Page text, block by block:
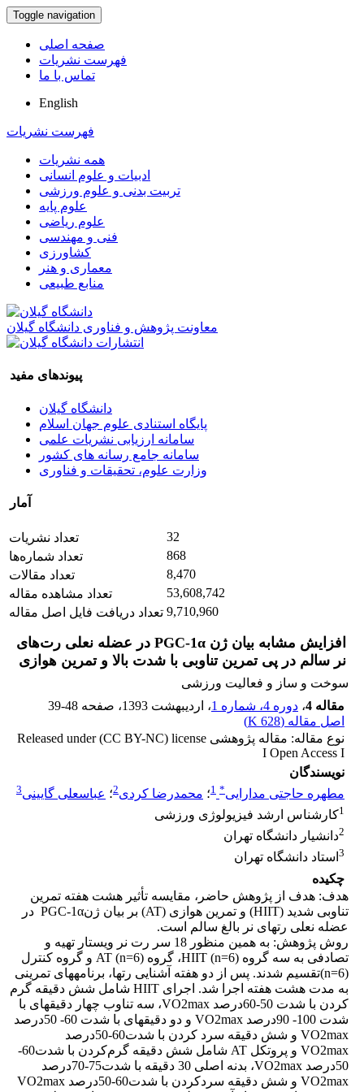
Toggle navigation
صفحه اصلی
فهرست نشریات
تماس با ما
English
فهرست نشریات
همه نشریات
ادبیات و علوم انسانی
تربیت بدنی و علوم ورزشی
علوم پایه
علوم ریاضی
فنی و مهندسی
کشاورزی
معماری و هنر
منابع طبیعی
معاونت پژوهش و فناوری دانشگاه گیلان
پیوندهای مفید
دانشگاه گیلان
پایگاه استنادی علوم جهان اسلام
سامانه ارزیابی نشریات علمی
سامانه جامع رسانه های کشور
وزارت علوم، تحقیقات و فناوری
آمار
تعداد نشریات
32
تعداد شماره‌ها
868
تعداد مقالات
8,470
تعداد مشاهده مقاله
53,608,742
تعداد دریافت فایل اصل مقاله 9,710,960
افزایش مشابه بیان ژن PGC-1α در عضله نعلی رت‌های
نر سالم در پی تمرین تناوبی با شدت بالا و تمرین هوازی
سوخت و ساز و فعالیت ورزشی
مقاله 4
، دوره 4، شماره 1 ، اردیبهشت 1393 ، صفحه 39-48
اصل مقاله (628 K
)
نوع مقاله: مقاله پژوهشی Released under (CC BY-NC) license
I Open Access I
نویسندگان
مطهره حاجتی مدارایی*
1؛ محمدرضا کردی2؛ عباسعلی گایینی3
1کارشناس ارشد فیزیولوژی ورزشی
2دانشیار دانشگاه تهران
3 استاد دانشگاه تهران
چکیده
هدف: هدف از پژوهش حاضر، مقایسه تأثیر هشت هفته تمرین
تناوبی شدید (HIIT) و تمرین هوازی (AT) بر بیان ژنPGC-1α در
عضله نعلی رت­های نر بالغ سالم است.
روش پژوهش: به همین منظور 18 سر رت نر ویستار تهیه و
تصادفی به سه گروه
HIIT (n=6)، گروه AT (n=6) و گروه کنترل
(n=6)
تقسیم شدند. پس از دو هفته آشنایی رت­ها، برنامه­های تمرینی
به مدت هشت هفته اجرا شد. اجرای HIIT شامل شش دقیقه گرم
کردن با شدت 50-60درصد
VO2max، سه تناوب چهار دقیقه­ای با
شدت 100- 90درصد
VO2max و دو دقیقه­ای با شدت 60- 50درصد
VO2max و شش دقیقه سرد کردن با شدت60-50درصد
VO2max و پروتکل AT
شامل شش دقیقه گرم‌کردن با شدت60-
50درصد
VO2max، بدنه اصلی 30 دقیقه با شدت75-70درصد
VO2max و شش دقیقه سرد‌کردن با شدت60-50درصد
VO2max